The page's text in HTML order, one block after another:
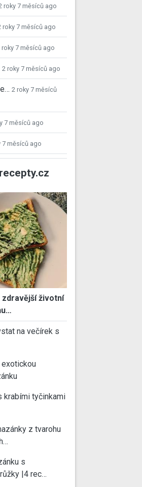
roky 7 měsíců ago
roky 7 měsíců ago
roky 7 měsíců ago
2 roky 7 měsíců ago
2 roky 7 měsíců
7 měsíců ago
7 měsíců ago
zdravější životní
na večírek s
exotickou
krabími tyčinkami
z tvarohu
s
|4 rec…